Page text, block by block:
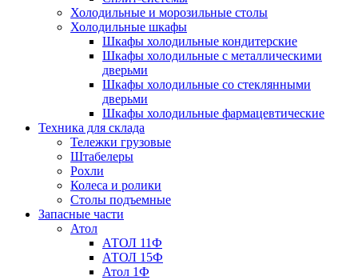
Холодильные и морозильные столы
Холодильные шкафы
Шкафы холодильные кондитерские
Шкафы холодильные с металлическими
дверьми
Шкафы холодильные со стеклянными
дверьми
Шкафы холодильные фармацевтические
Техника для склада
Тележки грузовые
Штабелеры
Рохли
Колеса и ролики
Столы подъемные
Запасные части
Атол
АТОЛ 11Ф
АТОЛ 15Ф
Атол 1Ф